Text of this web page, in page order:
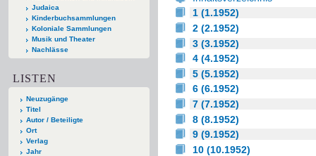
Judaica
Kinderbuchsammlungen
Koloniale Sammlungen
Musik und Theater
Nachlässe
LISTEN
Neuzugänge
Titel
Autor / Beteiligte
Ort
Verlag
Jahr
1 (1.1952)
2 (2.1952)
3 (3.1952)
4 (4.1952)
5 (5.1952)
6 (6.1952)
7 (7.1952)
8 (8.1952)
9 (9.1952)
10 (10.1952)